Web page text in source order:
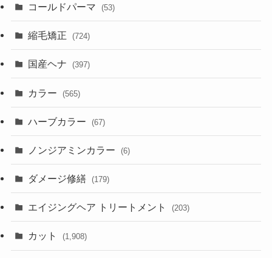
コールドパーマ (53)
縮毛矯正 (724)
国産ヘナ (397)
カラー (565)
ハーブカラー (67)
ノンジアミンカラー (6)
ダメージ修繕 (179)
エイジングヘア トリートメント (203)
カット (1,908)